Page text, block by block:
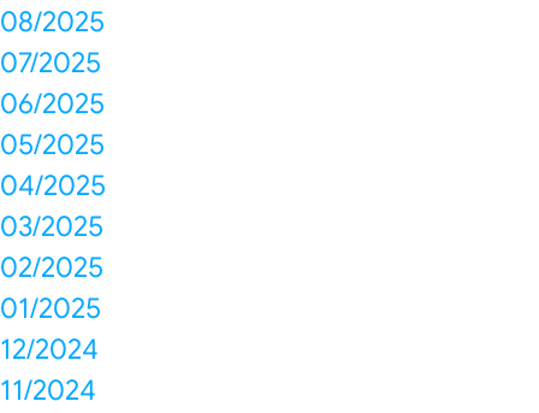
08/2025
07/2025
06/2025
05/2025
04/2025
03/2025
02/2025
01/2025
12/2024
11/2024